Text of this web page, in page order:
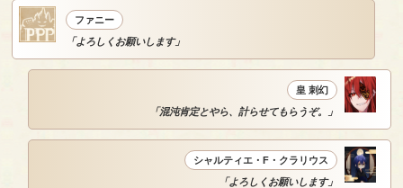
ファニー
「よろしくお願いします」
皇 刺幻
「混沌肯定とやら、計らせてもらうぞ。」
シャルティエ・F・クラリウス
「よろしくお願いします」